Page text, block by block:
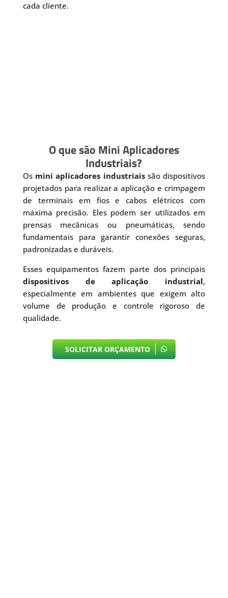
cada cliente.
O que são Mini Aplicadores
Industriais?
Os mini aplicadores industriaissão dispositivos
projetados para realizar a aplicação e crimpagem
de terminais em fios e cabos elétricos com
máxima precisão. Eles podem ser utilizados em
prensas mecânicas ou pneumáticas, sendo
fundamentais para garantir conexões seguras,
padronizadas e duráveis.
Esses equipamentos fazem parte dos principais
dispositivos de aplicação industrial,
especialmente em ambientes que exigem alto
volume de produção e controle rigoroso de
qualidade.
SOLICITAR ORÇAMENTO